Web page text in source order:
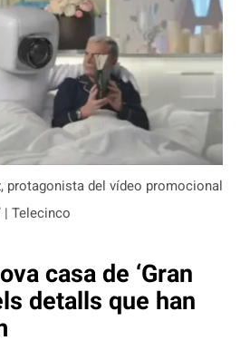
protagonista del vídeo promocional
| Telecinco
casa de ‘Gran
detalls que han